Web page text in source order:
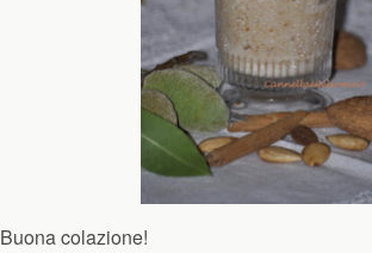
Buona colazione!